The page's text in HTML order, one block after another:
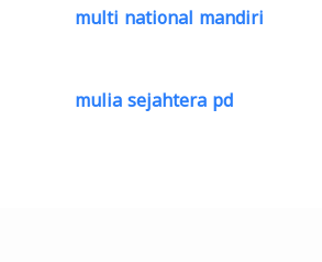
multi national mandiri
mulia sejahtera pd